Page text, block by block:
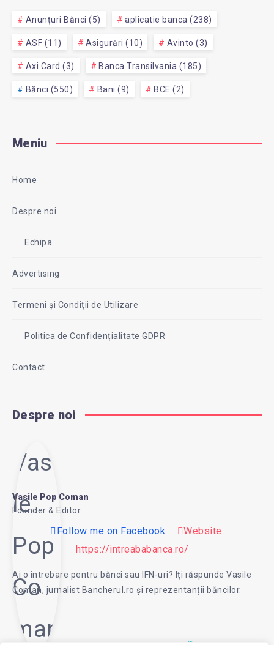
Anunțuri Bănci (5) aplicatie banca (238)
ASF (11) Asigurări (10) Avinto (3)
Axi Card (3) Banca Transilvania (185)
Bănci (550) Bani (9) BCE (2)
Meniu
Home
Despre noi
Echipa
Advertising
Termeni și Condiții de Utilizare
Politica de Confidențialitate GDPR
Contact
Despre noi
Vasi
le
Pop
Co
man
Vasile Pop Coman
Founder & Editor
Follow me on Facebook
Website:
https://intreababanca.ro/
Ai o intrebare pentru bănci sau IFN-uri? Iți răspunde Vasile
Coman, jurnalist Bancherul.ro și reprezentanții băncilor.